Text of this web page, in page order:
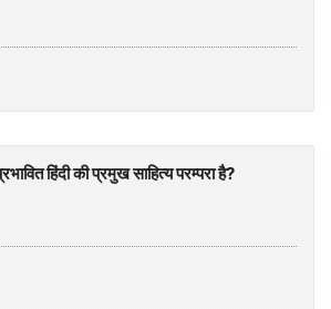
हिंदी की प्रमुख साहित्य परम्परा है?